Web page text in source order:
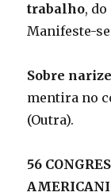
trabalho,
Manifeste-
Sobre
mentira no
(Outra).
56